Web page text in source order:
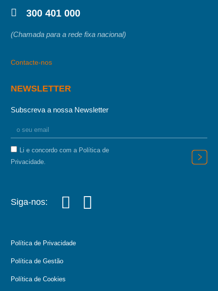
300 401 000
(Chamada para a rede fixa nacional)
Contacte-nos
NEWSLETTER
Subscreva a nossa Newsletter
Li e concordo com a Política de
Privacidade.
Política de Privacidade
Política de Gestão
Política de Cookies
Siga-nos: